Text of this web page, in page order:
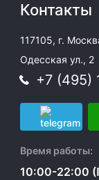
Контакты
117105, г.
Одесская ул., 2
+7 (495)
Время работы:
10:00-22:00